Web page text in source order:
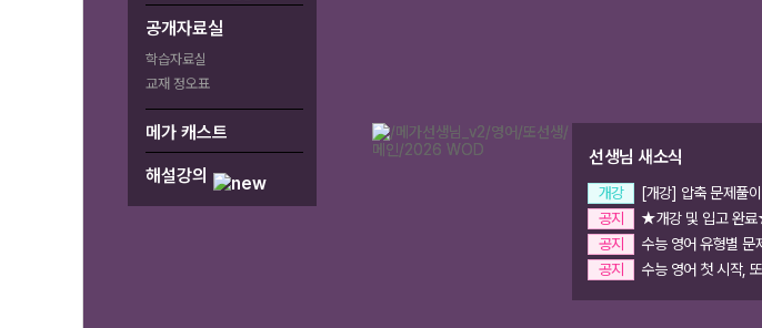
공개자료실
학습자료실
교재 정오표
메가 캐스트
해설강의
선생님 새소식
개강
[개강] 압축 문제풀
공지
★개강 및 입고 완
공지
수능 영어 유형별
공지
수능 영어 첫 시작,